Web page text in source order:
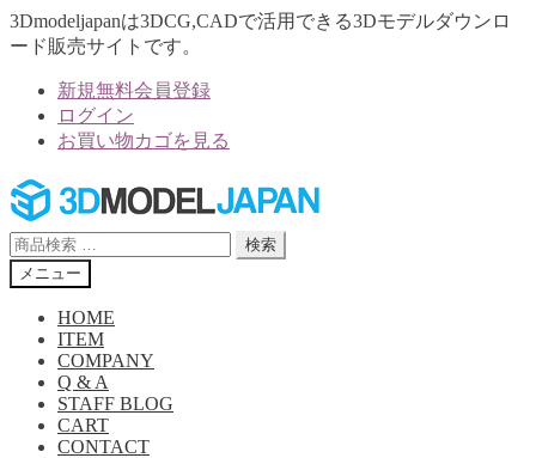
3Dmodeljapanは3DCG,CADで活用できる3Dモデルダウンロ
ード販売サイトです。
新規無料会員登録
ログイン
お買い物カゴを見る
ナ
ビ
ゲ
ー
シ
コ
ン
テ
ン
ツ
検
索
対
検索
メニュー
HOME
ITEM
COMPANY
Q & A
STAFF BLOG
CART
CONTACT